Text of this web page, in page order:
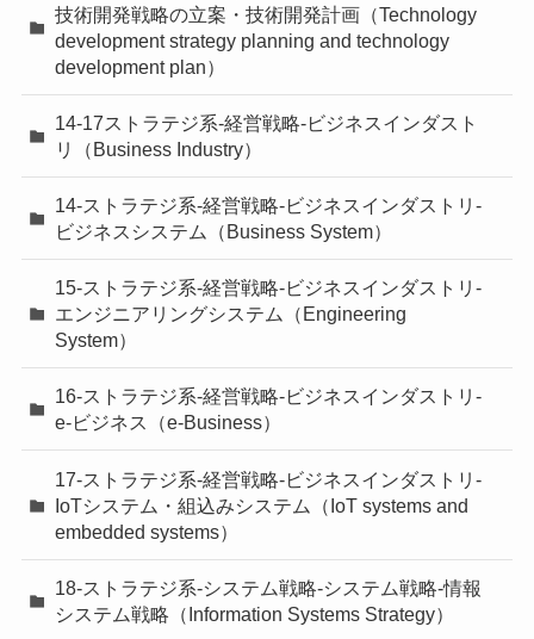
技術開発戦略の立案・技術開発計画（Technology
development strategy planning and technology
development plan）
14-17ストラテジ系-経営戦略-ビジネスインダスト
リ（Business Industry）
14-ストラテジ系-経営戦略-ビジネスインダストリ-
ビジネスシステム（Business System）
15-ストラテジ系-経営戦略-ビジネスインダストリ-
エンジニアリングシステム（Engineering
System）
16-ストラテジ系-経営戦略-ビジネスインダストリ-
e-ビジネス（e-Business）
17-ストラテジ系-経営戦略-ビジネスインダストリ-
IoTシステム・組込みシステム（IoT systems and
embedded systems）
18-ストラテジ系-システム戦略-システム戦略-情報
システム戦略（Information Systems Strategy）